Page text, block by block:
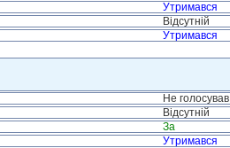
Утримався
Відсутній
Утримався
Не голосував
Відсутній
За
Утримався